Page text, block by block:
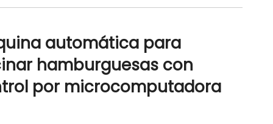
automática para
hamburguesas con
por microcomputadora